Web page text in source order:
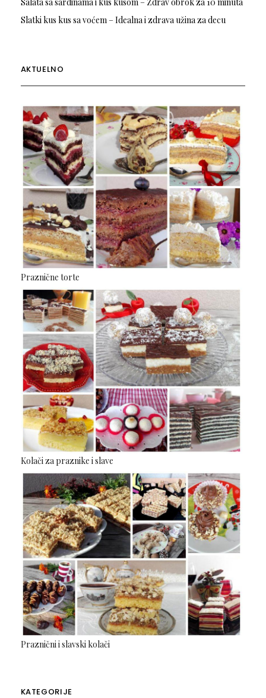
Slatki kus kus sa voćem – Idealna i zdrava užina za decu
AKTUELNO
Praznične torte
Kolači za praznike i slave
Praznični i slavski kolači
KATEGORIJE